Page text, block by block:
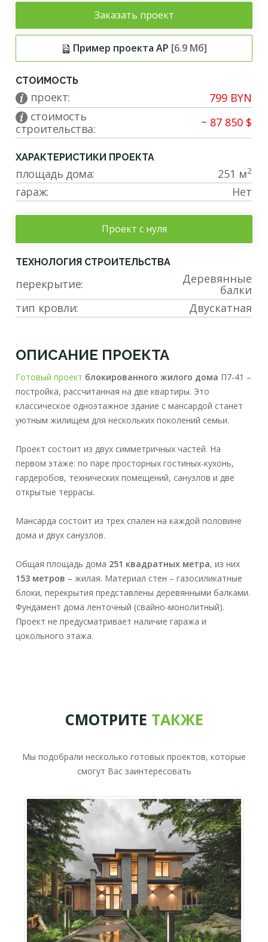
Заказать проект
Пример проекта АР [6.9 Мб]
СТОИМОСТЬ
проект:
799 BYN
cтоимость
строительства:
~ 87 850 $
ХАРАКТЕРИСТИКИ ПРОЕКТА
площадь дома: 251 м2
гараж: Нет
Проект с нуля
ТЕХНОЛОГИЯ СТРОИТЕЛЬСТВА
перекрытие: Деревянные
балки
тип кровли:
Двускатная
ОПИСАНИЕ ПРОЕКТА
Готовый проект блокированного жилого дома П7-41 –
постройка, рассчитанная на две квартиры. Это
классическое одноэтажное здание с мансардой станет
уютным жилищем для нескольких поколений семьи.
Проект состоит из двух симметричных частей. На
первом этаже: по паре просторных гостиных-кухонь,
гардеробов, технических помещений, санузлов и две
открытые террасы.
Мансарда состоит из трех спален на каждой половине
дома и двух санузлов.
Общая площадь дома 251 квадратных метра, из них
153 метров – жилая. Материал стен – газосиликатные
блоки, перекрытия представлены деревянными балками.
Фундамент дома ленточный (свайно-монолитный).
Проект не предусматривает наличие гаража и
цокольного этажа.
СМОТРИТЕ ТАКЖЕ
Мы подобрали несколько готовых проектов, которые
смогут Вас заинтересовать